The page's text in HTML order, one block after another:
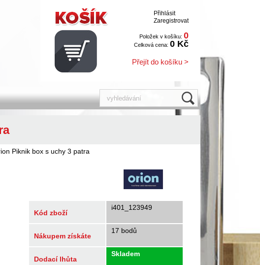
Přihlásit
Zaregistrovat
Položek v košíku: 0
Celková cena: 0 Kč
Přejít do košíku >
Piknik box s uchy 3 patra
Kód zboží
i401_123949
Nákupem získáte
17 bodů
Dodací lhůta
Skladem